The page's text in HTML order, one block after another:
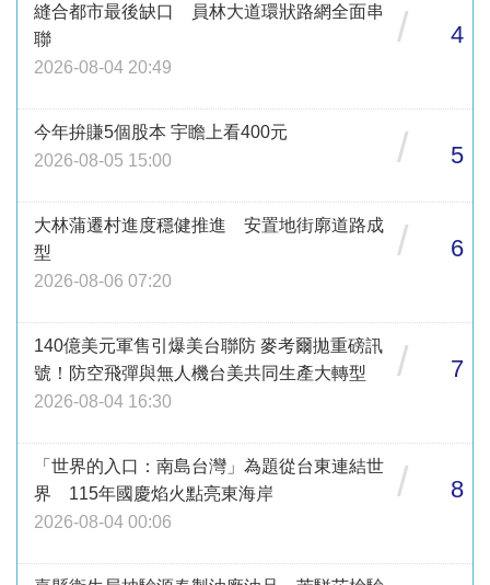
縫合都市最後缺口 員林大道環狀路網全面串
聯
2026-08-04 20:49
/ 4
今年拚賺5個股本 宇瞻上看400元
2026-08-05 15:00
/ 5
大林蒲遷村進度穩健推進 安置地街廓道路成
型
2026-08-06 07:20
/ 6
140億美元軍售引爆美台聯防 麥考爾拋重磅訊
號！防空飛彈與無人機台美共同生產大轉型
2026-08-04 16:30
/ 7
「世界的入口：南島台灣」為題從台東連結世
界 115年國慶焰火點亮東海岸
2026-08-04 00:06
/ 8